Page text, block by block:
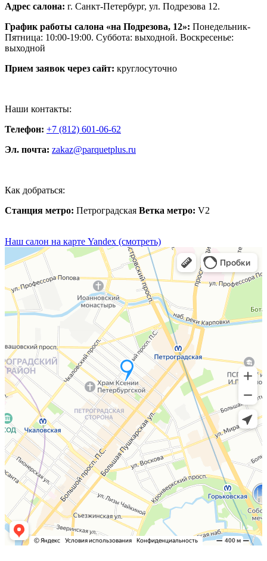
Адрес салона: г. Санкт-Петербург, ул. Подрезова 12.
График работы салона «на Подрезова, 12»: Понедельник-
Пятница: 10:00-19:00. Суббота: выходной. Воскресенье:
выходной
Прием заявок через сайт: круглосуточно
Наши контакты:
Телефон: +7 (812) 601-06-62
Эл. почта: zakaz@parquetplus.ru
Как добраться:
Станция метро: Петроградская Ветка метро: V2
Наш салон на карте Yandex (смотреть)